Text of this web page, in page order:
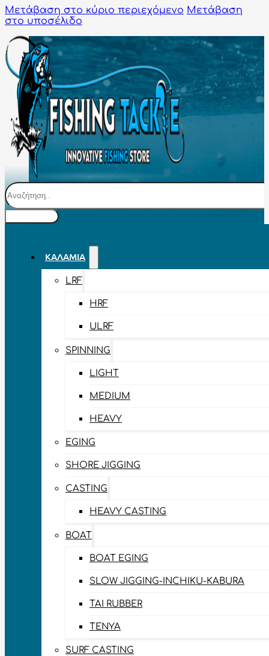
Μετάβαση στο κύριο περιεχόμενο Μετάβαση
στο υποσέλιδο
Αναζήτηση
ΚΑΛΆΜΙΑ
LRF
HRF
ULRF
SPINNING
LIGHT
MEDIUM
HEAVY
EGING
SHORE JIGGING
CASTING
HEAVY CASTING
BOAT
BOAT EGING
SLOW JIGGING-INCHIKU-KABURA
TAI RUBBER
TENYA
SURF CASTING